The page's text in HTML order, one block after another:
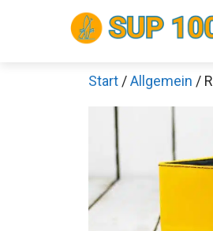
Start /Allgemein /